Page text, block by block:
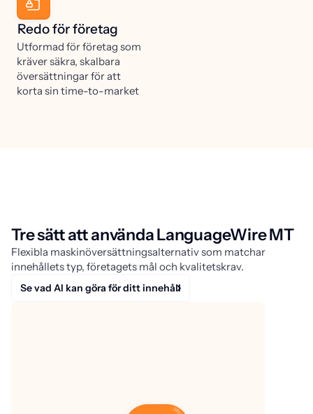
Redo för företag
Utformad för företag som
kräver säkra, skalbara
översättningar för att
korta sin time-to-market
Tre sätt att använda LanguageWire MT
Flexibla maskinöversättningsalternativ som matchar
innehållets typ, företagets mål och kvalitetskrav.
Se vad AI kan göra för ditt innehåll